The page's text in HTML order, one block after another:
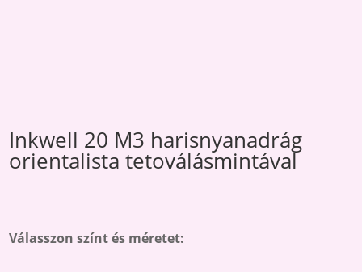
Inkwell 20 M3 harisnyanadrág
orientalista tetoválásmintával
Válasszon színt és méretet: